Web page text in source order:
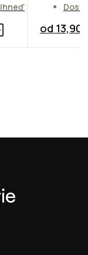
Ihneď
od 13,90